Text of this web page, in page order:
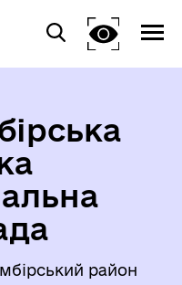
район